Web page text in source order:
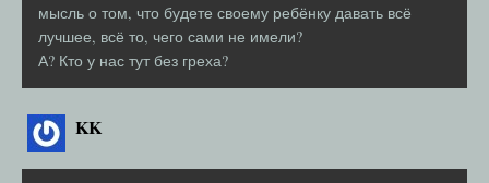
мысль о том, что будете своему ребёнку давать всё
лучшее, всё то, чего сами не имели?
А? Кто у нас тут без греха?
KK